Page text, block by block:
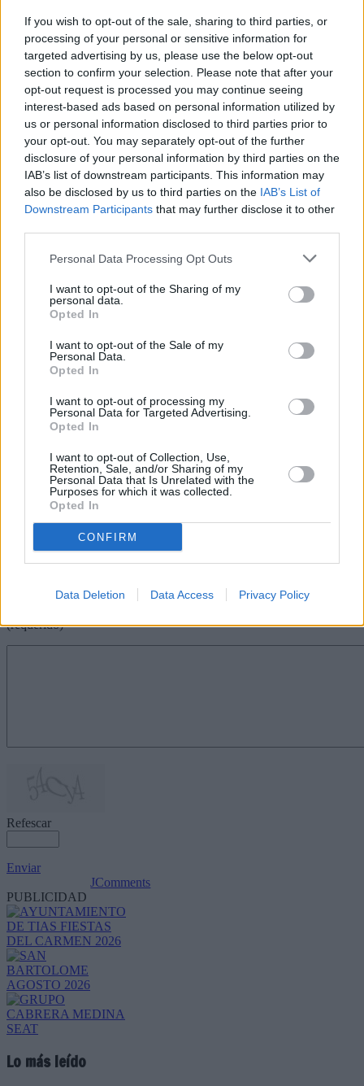
If you wish to opt-out of the sale, sharing to third parties, or
processing of your personal or sensitive information for
targeted advertising by us, please use the below opt-out
section to confirm your selection. Please note that after your
opt-out request is processed you may continue seeing
interest-based ads based on personal information utilized by
us or personal information disclosed to third parties prior to
your opt-out. You may separately opt-out of the further
disclosure of your personal information by third parties on the
IAB’s list of downstream participants. This information may
also be disclosed by us to third parties on the IAB’s List of
Downstream Participants that may further disclose it to other
Personal Data Processing Opt Outs
I want to opt-out of the Sharing of my
personal data.
Opted In
I want to opt-out of the Sale of my
Personal Data.
Opted In
I want to opt-out of processing my
Personal Data for Targeted Advertising.
Opted In
I want to opt-out of Collection, Use,
Retention, Sale, and/or Sharing of my
Personal Data that Is Unrelated with the
Purposes for which it was collected.
Opted In
CONFIRM
Data Deletion Data Access Privacy Policy
Fuerteventura y crearon islas flotantes
de 5 km de longitud en el mar.
Existen muchas fuentes que relatan la
gestión de las 18 crisis volcánicas
documentadas en Canarias: sabemos
que hubo 17.000 evacuados, 25
muertos y 12 heridos, la mayoría por
casas desplomadas. Y es que “ya
desde el siglo XVI las autoridades
toman medidas frente a las
erupciones”, programando
evacuaciones preventivas. Aquella
sociedad sacralizada que consideraba
calamidad pública”.
de Lanzarote de 1824. Temiendo un
segundo Timanfaya, las autoridades se
ocuparonde “medir la progresión de la
grieta eruptiva” y crearongrupos de
trabajo, como hace hoy el Plan
Especial de Protección Civil y Atención
en Canarias (PEVOLCA). La ermita de
San Rafael de Teguise (Lanzarote) se
convirtió así en el primer observatorio
“Los canarios no hemos estado nunca
de espaldas al volcán, la población
sabía lo que tenía que hacer”, recordó
la doctora Romero, haciendo especial
hincapié en la necesidad de “recuperar
nuestra memoria histórica".
(requerido)
Refescar
Enviar
JComments
PUBLICIDAD
Lo más leído